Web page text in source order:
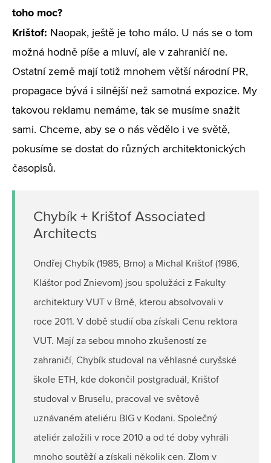
toho moc?
Krištof: Naopak, ještě je toho málo. U nás se o tom
možná hodně píše a mluví, ale v zahraničí ne.
Ostatní země mají totiž mnohem větší národní PR,
propagace bývá i silnější než samotná expozice. My
takovou reklamu nemáme, tak se musíme snažit
sami. Chceme, aby se o nás vědělo i ve světě,
pokusíme se dostat do různých architektonických
časopisů.
Chybík + Krištof Associated
Architects
Ondřej Chybík (1985, Brno) a Michal Krištof (1986,
Kláštor pod Znievom) jsou spolužáci z Fakulty
architektury VUT v Brně, kterou absolvovali v
roce 2011. V době studií oba získali Cenu rektora
VUT. Mají za sebou mnoho zkušeností ze
zahraničí, Chybík studoval na věhlasné curyšské
škole ETH, kde dokončil postgraduál, Krištof
studoval v Bruselu, pracoval ve světově
uznávaném ateliéru BIG v Kodani. Společný
ateliér založili v roce 2010 a od té doby vyhráli
mnoho soutěží a získali několik cen. Zlom v